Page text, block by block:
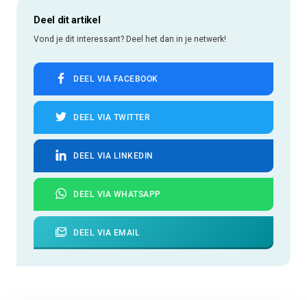
Deel dit artikel
Vond je dit interessant? Deel het dan in je netwerk!
DEEL VIA FACEBOOK
DEEL VIA TWITTER
DEEL VIA LINKEDIN
DEEL VIA WHATSAPP
DEEL VIA EMAIL